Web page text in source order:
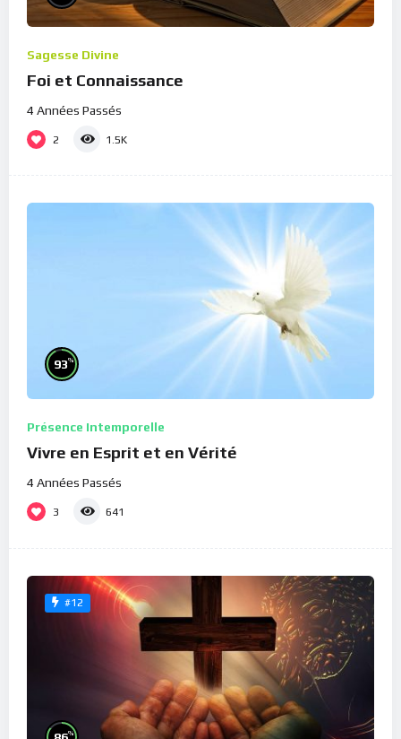
Sagesse Divine
Foi et Connaissance
4 Années Passés
2 1.5K
93%
Présence Intemporelle
Vivre en Esprit et en Vérité
4 Années Passés
3 641
#12
%